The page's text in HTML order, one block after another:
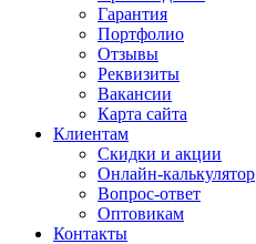
Гарантия
Портфолио
Отзывы
Реквизиты
Вакансии
Карта сайта
Клиентам
Скидки и акции
Онлайн-калькулятор
Вопрос-ответ
Оптовикам
Контакты